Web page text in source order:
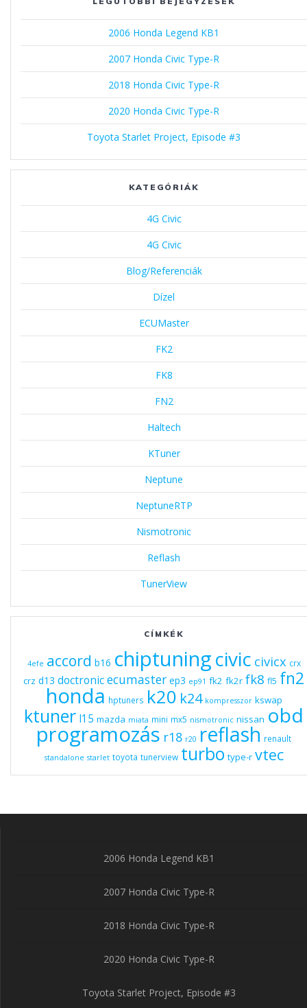
2006 Honda Legend KB1
2007 Honda Civic Type-R
2018 Honda Civic Type-R
2020 Honda Civic Type-R
Toyota Starlet Project, Episode #3
KATEGÓRIÁK
4G Civic
4G Civic
Blog/Referenciák
Dízel
ECUMaster
FK2
FK8
FN2
Haltech
KTuner
Neptune
NeptuneRTP
Nismotronic
Reflash
TunerView
CÍMKÉK
4efe accord b16 chiptuningcivic civicx crx
crz d13 doctronicecumaster ep3 ep91 fk2 fk2r fk8 fl5 fn2
honda hptuners k20 k24 kompresszor kswap
ktuner l15 mazda miata mini mx5 nismotronic nissan obd
programozás r18 r20 reflash renault
standalone starlet toyota tunerview turbo type-r vtec
2006 Honda Legend KB1
2007 Honda Civic Type-R
2018 Honda Civic Type-R
2020 Honda Civic Type-R
Toyota Starlet Project, Episode #3